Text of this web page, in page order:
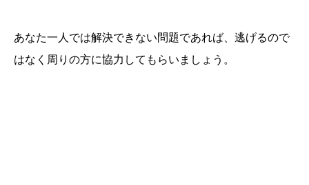
あなた一人では解決できない問題であれば、逃げるので
はなく周りの方に協力してもらいましょう。